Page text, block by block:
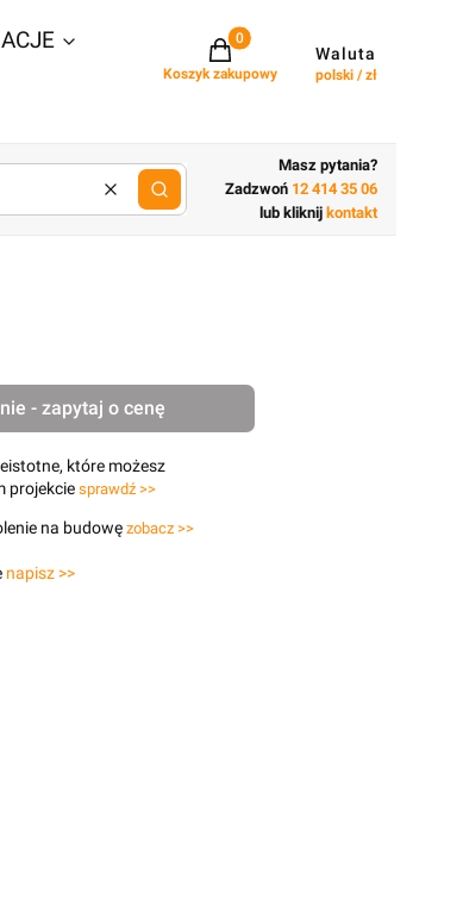
Projekty w koszyku: 0. Zobacz
Koszyk zakupowy
Waluta
polski / zł
Wyczyśćlub wpisz cechy budynku
Masz pytania?
Zadzwoń 12 414 35 06
lub kliknij kontakt
- zapytaj o cenę
które możesz
projekcie sprawdź >>
na budowęzobacz >>
napisz >>